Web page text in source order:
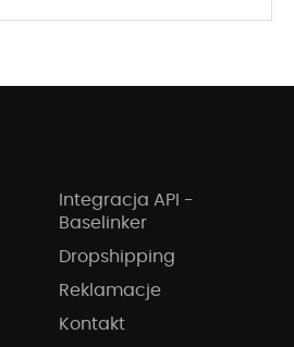
Integracja API -
Baselinker
Dropshipping
Reklamacje
Kontakt